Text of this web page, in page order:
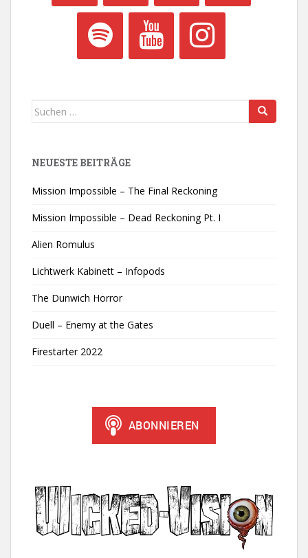
Suchen
NEUESTE BEITRÄGE
Mission Impossible – The Final Reckoning
Mission Impossible – Dead Reckoning Pt. I
Alien Romulus
Lichtwerk Kabinett – Infopods
The Dunwich Horror
Duell – Enemy at the Gates
Firestarter 2022